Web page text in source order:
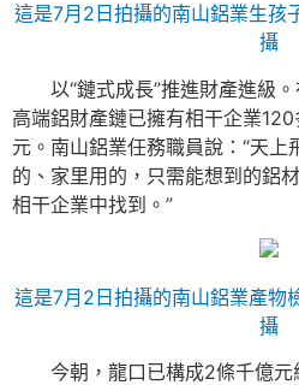
這是7月2日拍攝的南山鋁業生孩
攝
以“鏈式成長”推進財產進級
高端鋁財產鏈已擁有相干企業
元。南山鋁業任務職員說：“天
的、家里用的，只需能想到的鋁
相干企業中找到。”
這是7月2日拍攝的南山鋁業產物
攝
今朝，龍口已構成2條千億元